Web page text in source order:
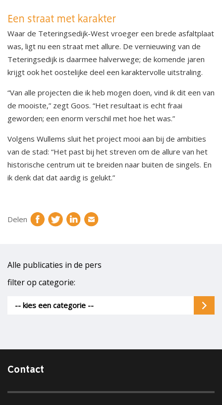
Alle publicaties in de pers
filter op categorie:
-- kies een categorie --
Een straat met karakter
Waar de Teteringsedijk-West vroeger een brede asfaltplaat
was, ligt nu een straat met allure. De vernieuwing van de
Teteringsedijk is daarmee halverwege; de komende jaren
krijgt ook het oostelijke deel een karaktervolle uitstraling.
“Van alle projecten die ik heb mogen doen, vind ik dit een van
de mooiste,” zegt Goos. “Het resultaat is echt fraai
geworden; een enorm verschil met hoe het was.”
Volgens Wullems sluit het project mooi aan bij de ambities
van de stad: “Het past bij het streven om de allure van het
historische centrum uit te breiden naar buiten de singels. En
ik denk dat dat aardig is gelukt.”
Delen
Contact